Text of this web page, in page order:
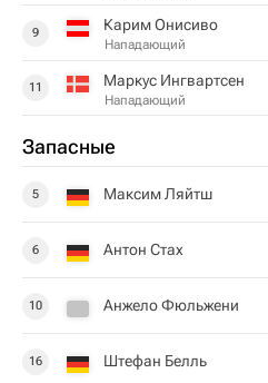
9 Карим Онисиво
Нападающий
11 Маркус Ингвартсен
Нападающий
Запасные
5 Максим Ляйтш
6 Антон Стах
10 Анжело Фюльжени
16 Штефан Белль